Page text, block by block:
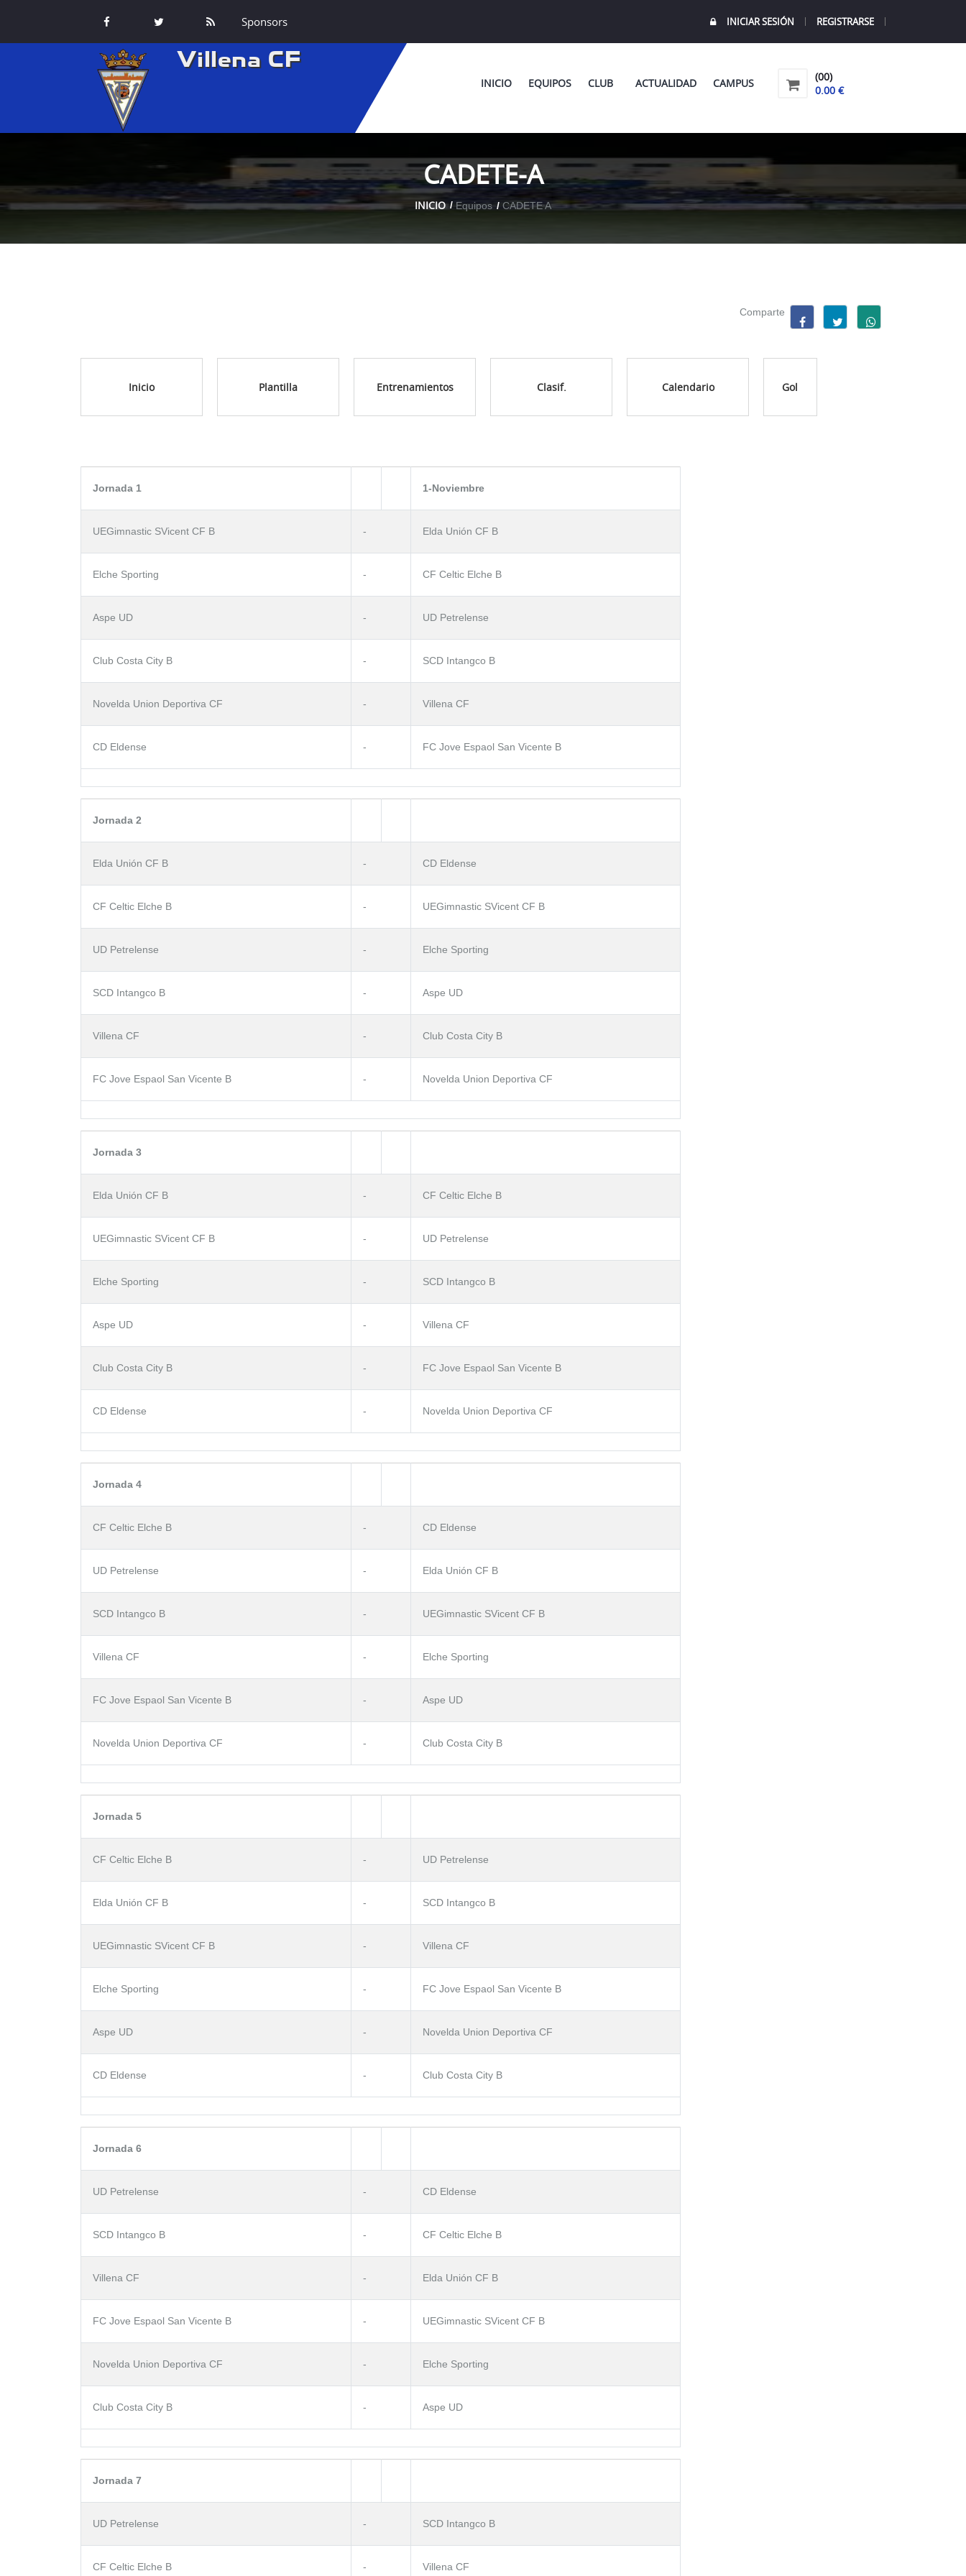
Sponsors INICIAR SESIÓN REGISTRARSE
Villena CF
INICIO EQUIPOS CLUB ACTUALIDAD CAMPUS
(00)
0.00 €
CADETE-A
INICIO Equipos CADETE A
Comparte
Inicio Plantilla Entrenamientos Clasif. Calendario Gol
Jornada 1 1-Noviembre
UEGimnastic SVicent CF B - Elda Unión CF B
Elche Sporting - CF Celtic Elche B
Aspe UD - UD Petrelense
Club Costa City B - SCD Intangco B
Novelda Union Deportiva CF - Villena CF
CD Eldense - FC Jove Espaol San Vicente B
Jornada 2
Elda Unión CF B - CD Eldense
CF Celtic Elche B - UEGimnastic SVicent CF B
UD Petrelense - Elche Sporting
SCD Intangco B - Aspe UD
Villena CF - Club Costa City B
FC Jove Espaol San Vicente B - Novelda Union Deportiva CF
Jornada 3
Elda Unión CF B - CF Celtic Elche B
UEGimnastic SVicent CF B - UD Petrelense
Elche Sporting - SCD Intangco B
Aspe UD - Villena CF
Club Costa City B - FC Jove Espaol San Vicente B
CD Eldense - Novelda Union Deportiva CF
Jornada 4
CF Celtic Elche B - CD Eldense
UD Petrelense - Elda Unión CF B
SCD Intangco B - UEGimnastic SVicent CF B
Villena CF - Elche Sporting
FC Jove Espaol San Vicente B - Aspe UD
Novelda Union Deportiva CF - Club Costa City B
Jornada 5
CF Celtic Elche B - UD Petrelense
Elda Unión CF B - SCD Intangco B
UEGimnastic SVicent CF B - Villena CF
Elche Sporting - FC Jove Espaol San Vicente B
Aspe UD - Novelda Union Deportiva CF
CD Eldense - Club Costa City B
Jornada 6
UD Petrelense - CD Eldense
SCD Intangco B - CF Celtic Elche B
Villena CF - Elda Unión CF B
FC Jove Espaol San Vicente B - UEGimnastic SVicent CF B
Novelda Union Deportiva CF - Elche Sporting
Club Costa City B - Aspe UD
Jornada 7
UD Petrelense - SCD Intangco B
CF Celtic Elche B - Villena CF